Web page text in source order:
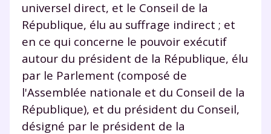
universel direct, et le Conseil de la
République, élu au suffrage indirect ; et
en ce qui concerne le pouvoir exécutif
autour du président de la République, élu
par le Parlement (composé de
l'Assemblée nationale et du Conseil de la
République), et du président du Conseil,
désigné par le président de la